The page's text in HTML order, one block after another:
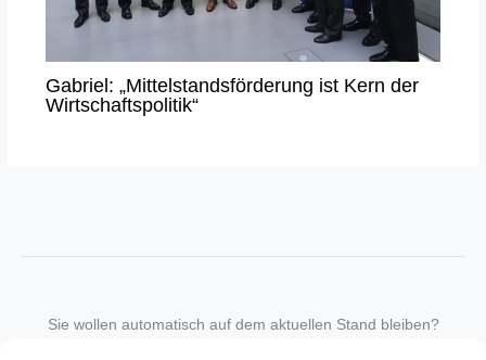
Gabriel: „Mittelstandsförderung ist Kern der
Wirtschaftspolitik“
Sie wollen automatisch auf dem aktuellen Stand bleiben?